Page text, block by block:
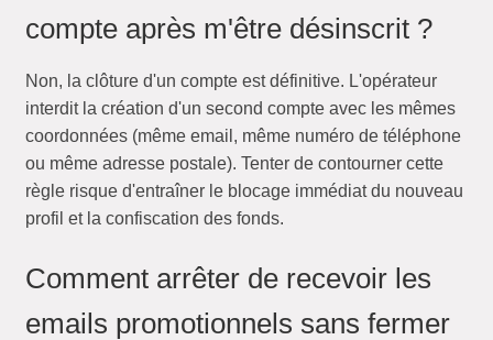
compte après m'être désinscrit ?
Non, la clôture d'un compte est définitive. L'opérateur
interdit la création d'un second compte avec les mêmes
coordonnées (même email, même numéro de téléphone
ou même adresse postale). Tenter de contourner cette
règle risque d'entraîner le blocage immédiat du nouveau
profil et la confiscation des fonds.
Comment arrêter de recevoir les
emails promotionnels sans fermer